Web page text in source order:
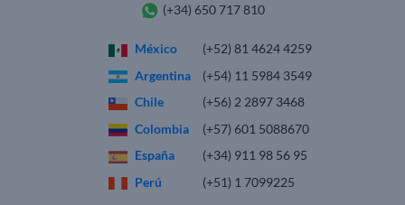
(+34) 650 717 810
México
(+52) 81 4624 4259
Argentina
(+54) 11 5984 3549
Chile
(+56) 2 2897 3468
Colombia
(+57) 601 5088670
España
(+34) 911 98 56 95
Perú
(+51) 1 7099225